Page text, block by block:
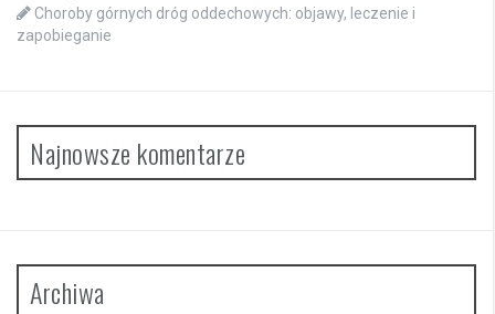
Choroby górnych dróg oddechowych: objawy, leczenie i
zapobieganie
Najnowsze komentarze
Archiwa